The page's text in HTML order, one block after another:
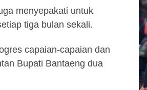
menyepakati untuk
tiga bulan sekali.
capaian-capaian dan
Bupati Bantaeng dua